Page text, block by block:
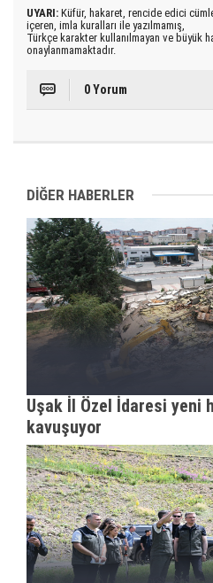
UYARI: Küfür, hakaret, rencide edici
içeren, imla kuralları ile yazılmamış,
Türkçe karakter kullanılmayan ve büyük
onaylanmamaktadır.
0 Yorum
DİĞER HABERLER
Uşak İl Özel İdaresi yeni
kavuşuyor